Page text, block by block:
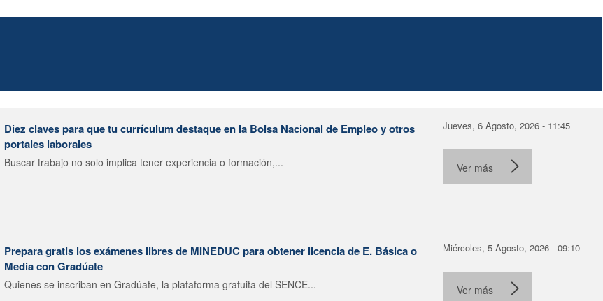
Diez claves para que tu currículum destaque en la Bolsa Nacional de Empleo y otros
portales laborales
Buscar trabajo no solo implica tener experiencia o formación,...
Jueves, 6 Agosto, 2026 - 11:45
Ver más
Prepara gratis los exámenes libres de MINEDUC para obtener licencia de E. Básica o
Media con Gradúate
Quienes se inscriban en Gradúate, la plataforma gratuita del SENCE...
Miércoles, 5 Agosto, 2026 - 09:10
Ver más